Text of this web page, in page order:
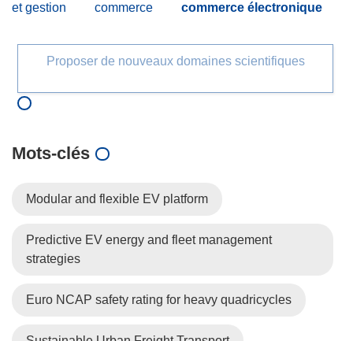
et gestion
commerce commerce électronique
Proposer de nouveaux domaines scientifiques
Mots‑clés
Modular and flexible EV platform
Predictive EV energy and fleet management
strategies
Euro NCAP safety rating for heavy quadricycles